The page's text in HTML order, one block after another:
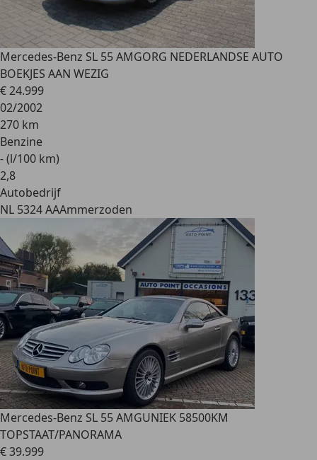
Mercedes-Benz SL 55 AMGORG NEDERLANDSE AUTO
BOEKJES AAN WEZIG
€ 24.999
02/2002
270 km
Benzine
- (l/100 km)
2,8
Autobedrijf
NL 5324 AAAmmerzoden
Mercedes-Benz SL 55 AMGUNIEK 58500KM
TOPSTAAT/PANORAMA
€ 39.999